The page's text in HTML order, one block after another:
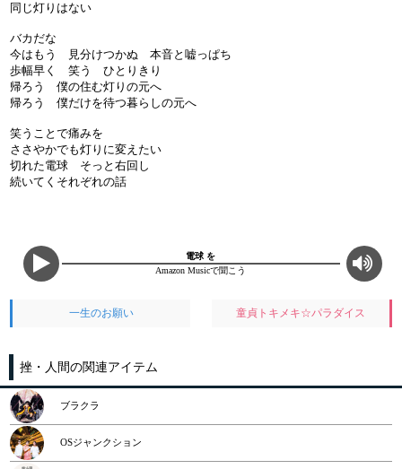
同じ灯りはない
バカだな
今はもう 見分けつかぬ 本音と嘘っぱち
歩幅早く 笑う ひとりきり
帰ろう 僕の住む灯りの元へ
帰ろう 僕だけを待つ暮らしの元へ
笑うことで痛みを
ささやかでも灯りに変えたい
切れた電球 そっと右回し
続いてくそれぞれの話
電球 を
Amazon Musicで聞こう
一生のお願い 童貞トキメキ☆パラダイス
挫・人間の関連アイテム
ブラクラ
OSジャンクション